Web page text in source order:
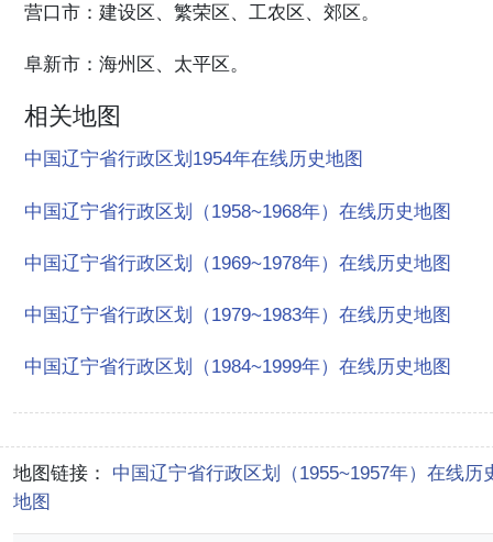
营口市：建设区、繁荣区、工农区、郊区。
阜新市：海州区、太平区。
相关地图
中国辽宁省行政区划1954年在线历史地图
中国辽宁省行政区划（1958~1968年）在线历史地图
中国辽宁省行政区划（1969~1978年）在线历史地图
中国辽宁省行政区划（1979~1983年）在线历史地图
中国辽宁省行政区划（1984~1999年）在线历史地图
地图链接： 中国辽宁省行政区划（1955~1957年）在线历
地图